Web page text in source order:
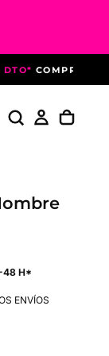
COMPRANDO 3
48 H*
ENVÍOS